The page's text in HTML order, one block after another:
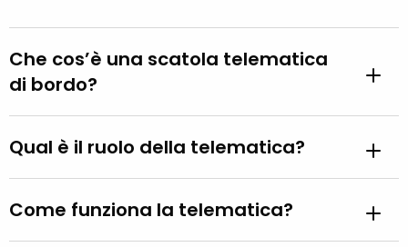
Che cos’è una scatola telematica
di bordo?
Qual è il ruolo della telematica?
Come funziona la telematica?